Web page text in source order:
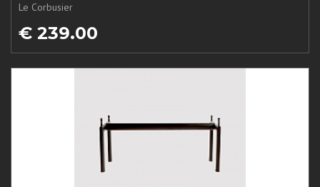
Le Corbusier
€ 239.00